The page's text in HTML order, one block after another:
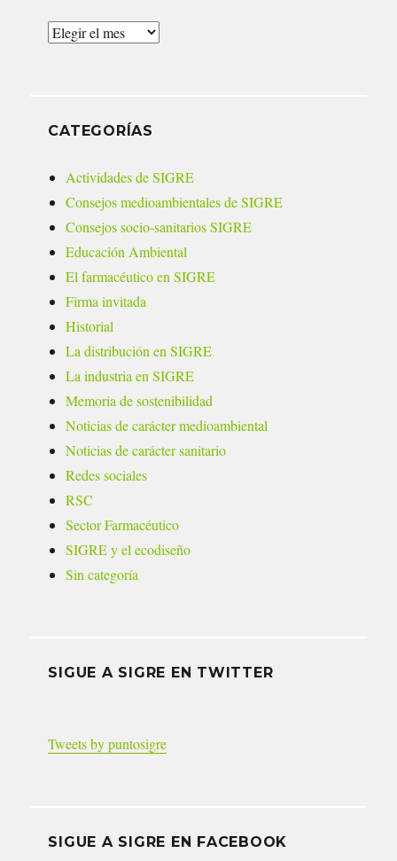
Archivos
CATEGORÍAS
Actividades de SIGRE
Consejos medioambientales de SIGRE
Consejos socio-sanitarios SIGRE
Educación Ambiental
El farmacéutico en SIGRE
Firma invitada
Historial
La distribución en SIGRE
La industria en SIGRE
Memoria de sostenibilidad
Noticias de carácter medioambiental
Noticias de carácter sanitario
Redes sociales
RSC
Sector Farmacéutico
SIGRE y el ecodiseño
Sin categoría
SIGUE A SIGRE EN TWITTER
Tweets by puntosigre
SIGUE A SIGRE EN FACEBOOK